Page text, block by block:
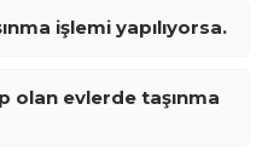
işlemi yapılıyorsa.
olan evlerde taşınma